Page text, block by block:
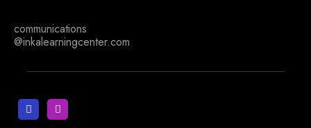
communications
@inkalearningcenter.com